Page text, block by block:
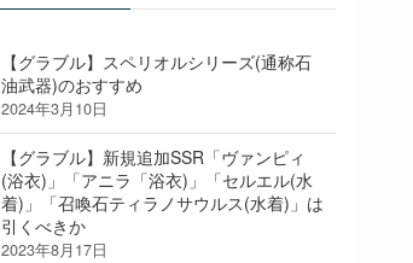
【グラブル】スペリオルシリーズ(通称石
油武器)のおすすめ
2024年3月10日
【グラブル】新規追加SSR「ヴァンピィ
(浴衣)」「アニラ「浴衣)」「セルエル(水
着)」「召喚石ティラノサウルス(水着)」は
引くべきか
2023年8月17日